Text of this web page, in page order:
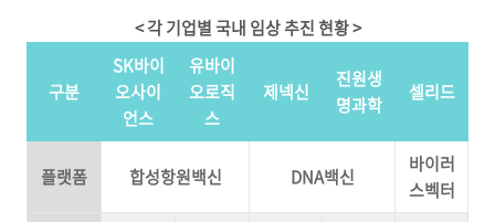
< 각 기업별 국내 임상 추진 현황 >
구분
SK바이
오사이
언스
유바이
오로직
스
제넥신
진원생
명과학
셀리드
플랫폼 합성항원백신 DNA백신
바이러
스벡터